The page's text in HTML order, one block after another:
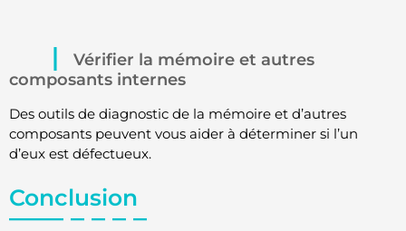
Vérifier la mémoire et autres
composants internes
Des outils de diagnostic de la mémoire et d’autres
composants peuvent vous aider à déterminer si l’un
d’eux est défectueux.
Conclusion